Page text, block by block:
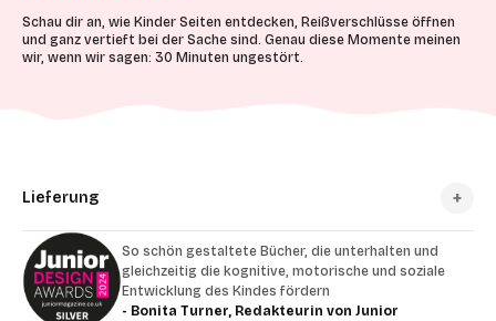
Schau dir an, wie Kinder Seiten entdecken, Reißverschlüsse öffnen
und ganz vertieft bei der Sache sind. Genau diese Momente meinen
wir, wenn wir sagen: 30 Minuten ungestört.
So schön gestaltete Bücher, die unterhalten und
gleichzeitig die kognitive, motorische und soziale
Entwicklung des Kindes fördern
- Bonita Turner, Redakteurin von Junior
Lieferung